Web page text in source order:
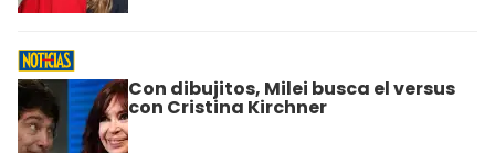
Con dibujitos, Milei busca el versus
con Cristina Kirchner